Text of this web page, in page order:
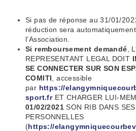
Si pas de réponse au 31/01/
réduction sera
l’Association.
Si remboursement demandé ,
REPRESENTANT LEGAL DOIT
SE CONNECTER SUR SON
COMITI , accessible
par https://
sport.fr ET CHARGER LUI-
01/02/2021 SON RIB DANS
PERSONNELLES
(https://